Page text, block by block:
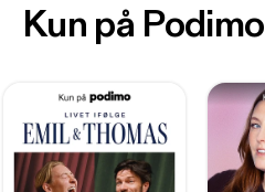
Kun på Podimo